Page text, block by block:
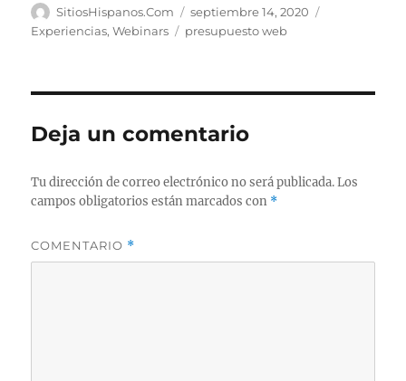
Autor
SitiosHispanos.Com
Publicado
el
septiembre 14, 2020
Experiencias,Webinars Etiquetas
presupuesto web
Deja un comentario
Tu dirección de correo electrónico no será publicada. Los
campos obligatorios están marcados con *
COMENTARIO *